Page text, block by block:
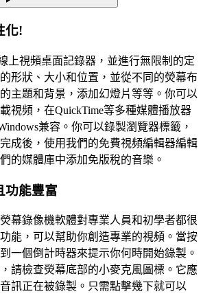
化!
上視頻桌面記錄器，並進行無限制的定
形狀、大小和位置，並從不同的熒幕布
主題和背景，添加幻燈片等等。你可以
視頻，在QuickTime等多種媒體播放器
兼容。你可以錄製瀏覽器標籤，
成後，使用我們的免費視頻編輯器編輯
的媒體庫中添加免版稅的音樂。
功能豐富
幕錄像機軟體對專業人員和初學者都很
能，可以幫助你創造專業的視頻。當按
一個倒計時器來提示你何時開始錄製。
請檢查熒幕底部的小麥克風圖標。它應
訊正在被錄製。只需點擊幾下就可以